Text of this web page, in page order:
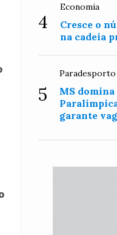
4
Economia
Cresce o
na cadeia
5
Paradesporto
MS
garante